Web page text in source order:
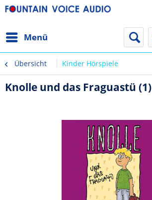
Menü
Übersicht Kinder Hörspiele
Knolle und das Fraguastü (1)